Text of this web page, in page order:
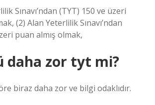
Sınavı’ndan (TYT) 150 ve üzeri
(2) Alan Yeterlilik Sınavı’ndan
puan almış olmak,
daha zor tyt mi?
biraz daha zor ve bilgi odaklıdır.